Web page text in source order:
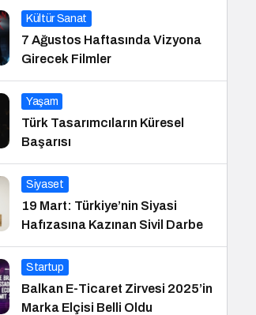
Kültür Sanat
7 Ağustos Haftasında Vizyona
Girecek Filmler
Yaşam
Türk Tasarımcıların Küresel
Başarısı
Siyaset
19 Mart: Türkiye’nin Siyasi
Hafızasına Kazınan Sivil Darbe
Startup
Balkan E-Ticaret Zirvesi 2025’in
Marka Elçisi Belli Oldu